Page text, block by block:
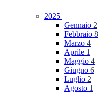
2025
Gennaio 2
Febbraio 8
Marzo 4
Aprile 1
Maggio 4
Giugno 6
Luglio 2
Agosto 1